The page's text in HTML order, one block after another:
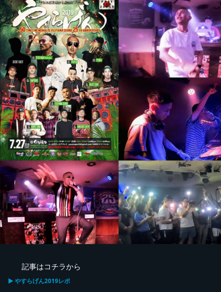
記事はコチラから
▶ やすらげん2019レポ